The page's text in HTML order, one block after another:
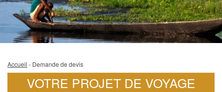
Accueil - Demande de devis
VOTRE PROJET DE VOYAGE